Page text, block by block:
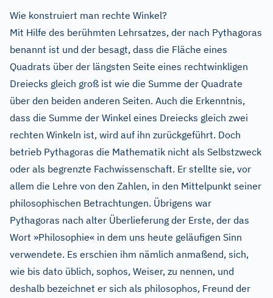
Wie konstruiert man rechte Winkel?
Mit Hilfe des berühmten Lehrsatzes, der nach Pythagoras
benannt ist und der besagt, dass die Fläche eines
Quadrats über der längsten Seite eines rechtwinkligen
Dreiecks gleich groß ist wie die Summe der Quadrate
über den beiden anderen Seiten. Auch die Erkenntnis,
dass die Summe der Winkel eines Dreiecks gleich zwei
rechten Winkeln ist, wird auf ihn zurückgeführt. Doch
betrieb Pythagoras die Mathematik nicht als Selbstzweck
oder als begrenzte Fachwissenschaft. Er stellte sie, vor
allem die Lehre von den Zahlen, in den Mittelpunkt seiner
philosophischen Betrachtungen. Übrigens war
Pythagoras nach alter Überlieferung der Erste, der das
Wort »Philosophie« in dem uns heute geläufigen Sinn
verwendete. Es erschien ihm nämlich anmaßend, sich,
wie bis dato üblich, sophos, Weiser, zu nennen, und
deshalb bezeichnet er sich als philosophos, Freund der